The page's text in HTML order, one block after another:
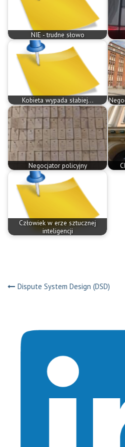
NIE - trudne słowo
Kobieta wypada słabiej...
Negocjator policyjny
Człowiek w erze sztucznej
inteligencji
Nawigacja
Dispute System Design (DSD)